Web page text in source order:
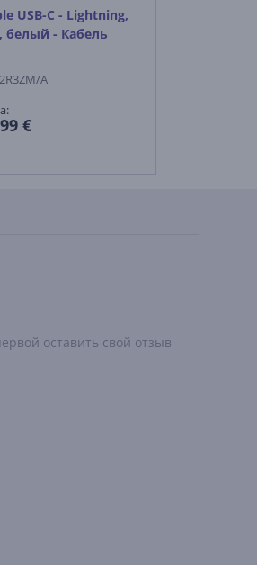
USB-C - Lightning,
белый - Кабель
A
€
оставить свой отзыв